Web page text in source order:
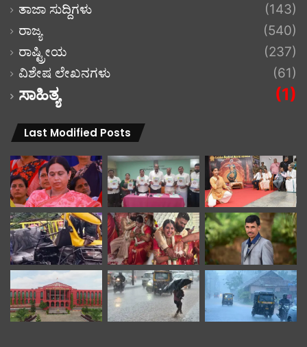
ತಾಜಾ ಸುದ್ದಿಗಳು
(143)
ರಾಜ್ಯ
(540)
ರಾಷ್ಟ್ರೀಯ
(237)
ವಿಶೇಷ ಲೇಖನಗಳು
(61)
ಸಾಹಿತ್ಯ (1)
Last Modified Posts